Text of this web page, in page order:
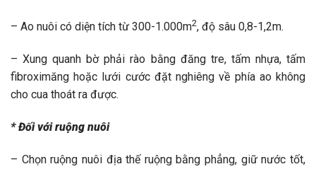
– Ao nuôi có diện tích từ 300-1.000m2, độ sâu 0,8-1,2m.
– Xung quanh bờ phải rào bằng đăng tre, tấm nhựa, tấm
fibroximăng hoặc lưới cước đặt nghiêng về phía ao không
cho cua thoát ra được.
* Đối với ruộng nuôi
– Chọn ruộng nuôi địa thế ruộng bằng phẳng, giữ nước tốt,